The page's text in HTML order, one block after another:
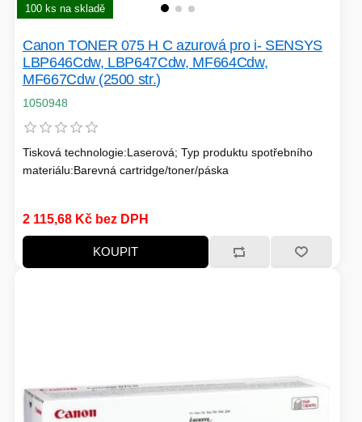
100 ks na skladě
Canon TONER 075 H C azurová pro i- SENSYS
LBP646Cdw, LBP647Cdw, MF664Cdw,
MF667Cdw (2500 str.)
1050948
Tisková technologie:Laserová; Typ produktu spotřebního
materiálu:Barevná cartridge/toner/páska
2 115,68 Kč bez DPH
KOUPIT